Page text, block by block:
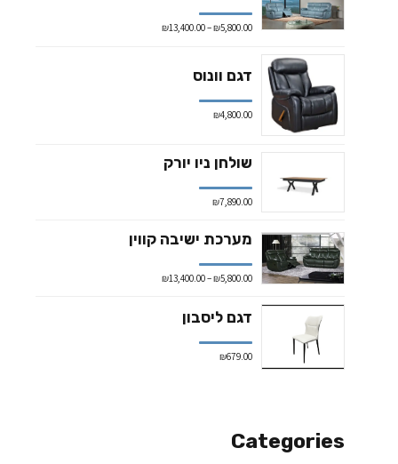
₪5,800.00
–
₪13,400.00
דגם וונוס
₪4,800.00
שולחן ניו יורק
₪7,890.00
מערכת ישיבה קווין
₪5,800.00
–
₪13,400.00
דגם ליסבון
₪679.00
Categories